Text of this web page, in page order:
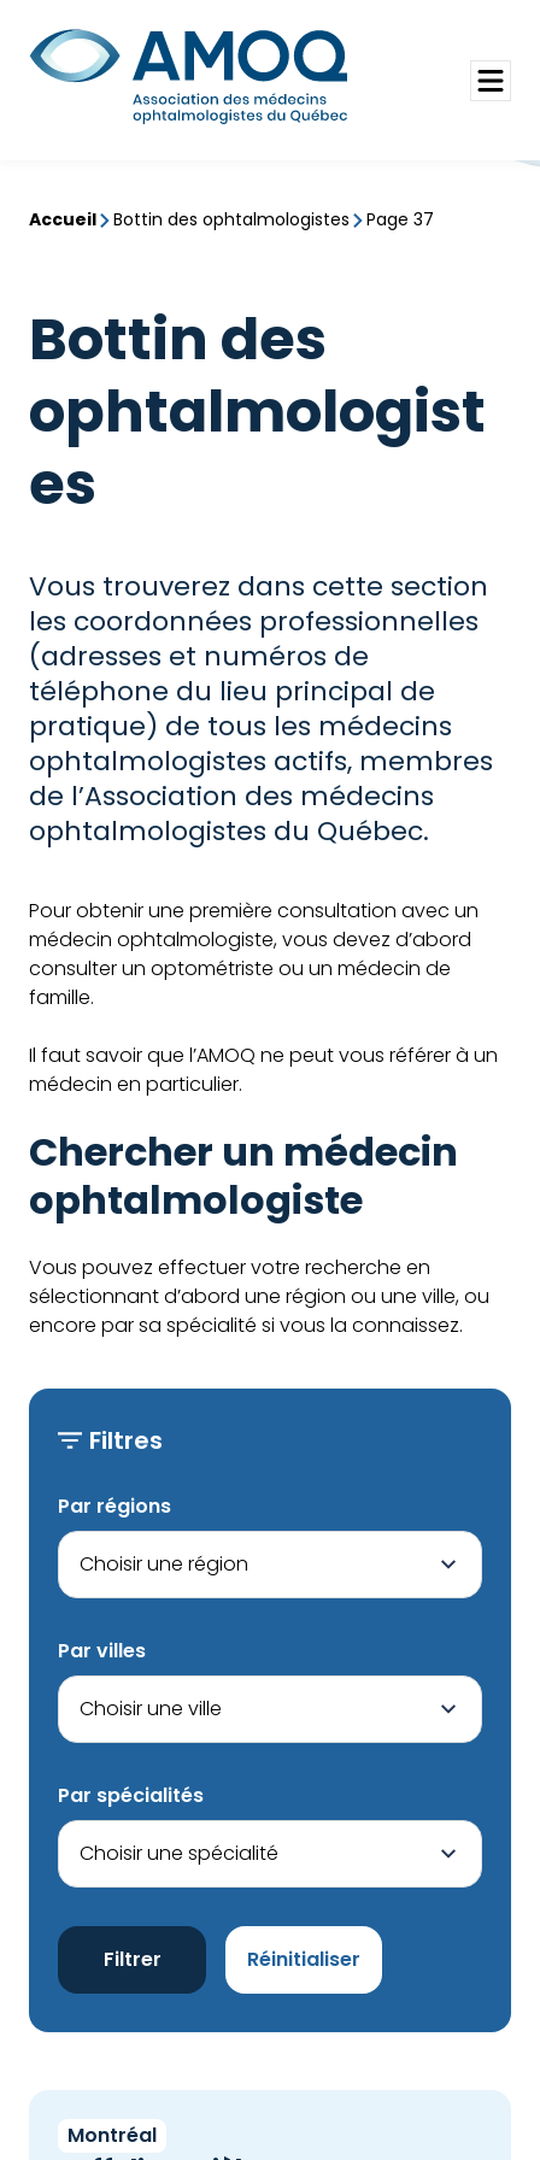
contenu
Rechercher
Ouvrir
le
Accueil Bottin des ophtalmologistes Page 37
Bottin des
ophtalmologist
es
Vous trouverez dans cette section
les coordonnées professionnelles
(adresses et numéros de
téléphone du lieu principal de
pratique) de tous les médecins
ophtalmologistes actifs, membres
de l’Association des médecins
ophtalmologistes du Québec.
Pour obtenir une première consultation avec un
médecin ophtalmologiste, vous devez d’abord
consulter un optométriste ou un médecin de
famille.
Il faut savoir que l’AMOQ ne peut vous référer à un
médecin en particulier.
Chercher un médecin
ophtalmologiste
Vous pouvez effectuer votre recherche en
sélectionnant d’abord une région ou une ville, ou
encore par sa spécialité si vous la connaissez.
Filtres
Par régions
Par villes
Par spécialités
Filtrer Réinitialiser
Montréal